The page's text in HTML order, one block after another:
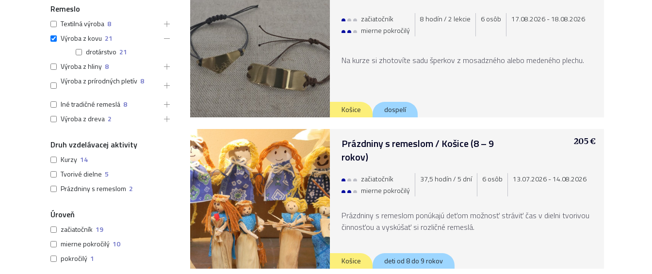
Remeslo
Textilná výroba 8
Výroba z kovu 21
drotárstvo 21
Výroba z hliny 8
Výroba z prírodných pletív 8
Iné tradičné remeslá 8
Výroba z dreva 2
Druh vzdelávacej aktivity
Kurzy 14
Tvorivé dielne 5
Prázdniny s remeslom 2
Úroveň
začiatočník 19
mierne pokročilý 10
pokročilý 1
začiatočník
mierne pokročilý
8 hodín / 2 lekcie 6 osôb 17.08.2026 - 18.08.2026
Košice dospelí
Na kurze si zhotovíte sadu šperkov z mosadzného alebo medeného plechu.
Prázdniny s remeslom / Košice (8 – 9
rokov)
205 €
začiatočník
mierne pokročilý
37,5 hodín / 5 dní 6 osôb 13.07.2026 - 14.08.2026
Košice deti od 8 do 9 rokov
Prázdniny s remeslom ponúkajú deťom možnosť stráviť čas v dielni tvorivou
činnosťou a vyskúšať si rozličné remeslá.